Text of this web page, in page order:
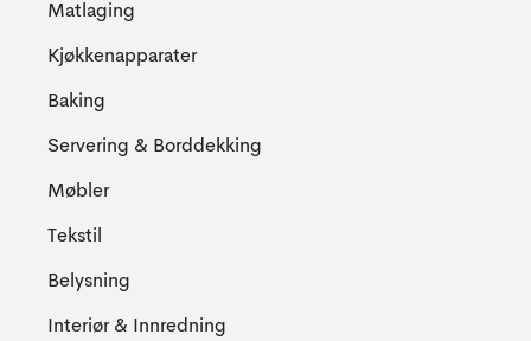
Matlaging
Kjøkkenapparater
Baking
Servering & Borddekking
Møbler
Tekstil
Belysning
Interiør & Innredning